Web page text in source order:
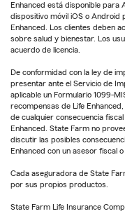
Enhanced está disponible para
dispositivo móvil iOS o Android
Enhanced. Los clientes deben
sobre salud y bienestar. Los
acuerdo de licencia.
De conformidad con la ley de
presentar ante el Servicio de
aplicable un Formulario 1099-
recompensas de Life
de cualquier consecuencia
Enhanced. State Farm no
discutir las posibles
Enhanced con un asesor fiscal o
Cada aseguradora de State
por sus propios productos.
State Farm Life Insurance